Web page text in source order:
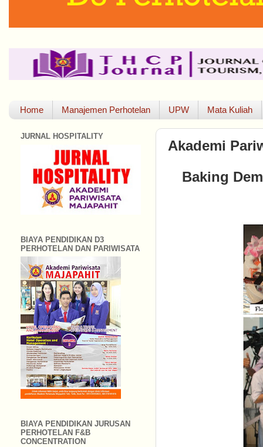
Home Manajemen Perhotelan UPW Mata Kuliah
Akademi
Baking
JURNAL HOSPITALITY
BIAYA PENDIDIKAN D3
PERHOTELAN DAN PARIWISATA
BIAYA PENDIDIKAN JURUSAN
PERHOTELAN F&B
CONCENTRATION